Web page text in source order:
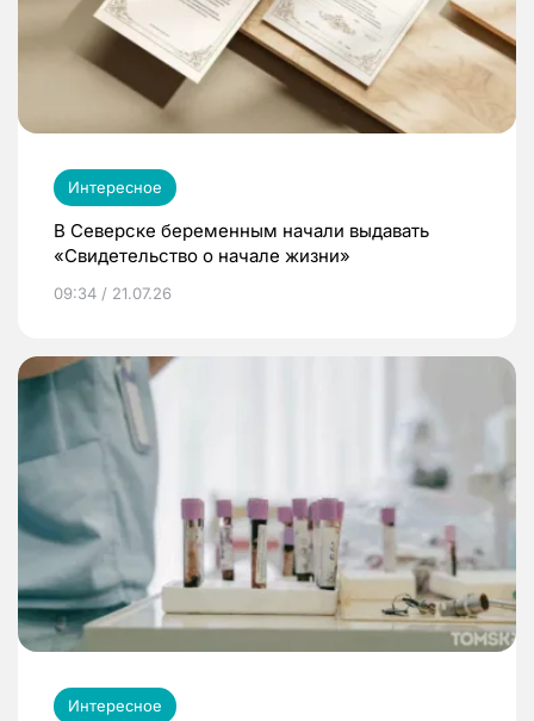
Интересное
В Северске беременным начали выдавать
«Свидетельство о начале жизни»
09:34 / 21.07.26
Интересное